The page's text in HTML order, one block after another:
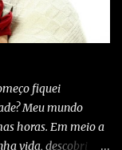
fiquei
Meu mundo
horas. Em meio a
vida, descobri